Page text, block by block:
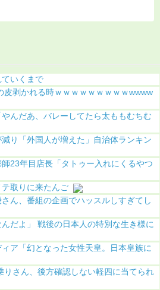
いくまで
皮剥かれる時ｗｗｗｗｗｗｗｗｗwwww
やんだあ、バレーしてたら太ももむちむ
減り「外国人が増えた」自治体ランキン
師23年目店長「タトゥー入れにくるやつ
取りに来たんご
さん、番組の企画でハッスルしすぎてし
だよ」 戦後の日本人の特別な生き様に
ィア「幻となった女性天皇。日本皇族に
りさん、後方確認しない軽四に当てられ